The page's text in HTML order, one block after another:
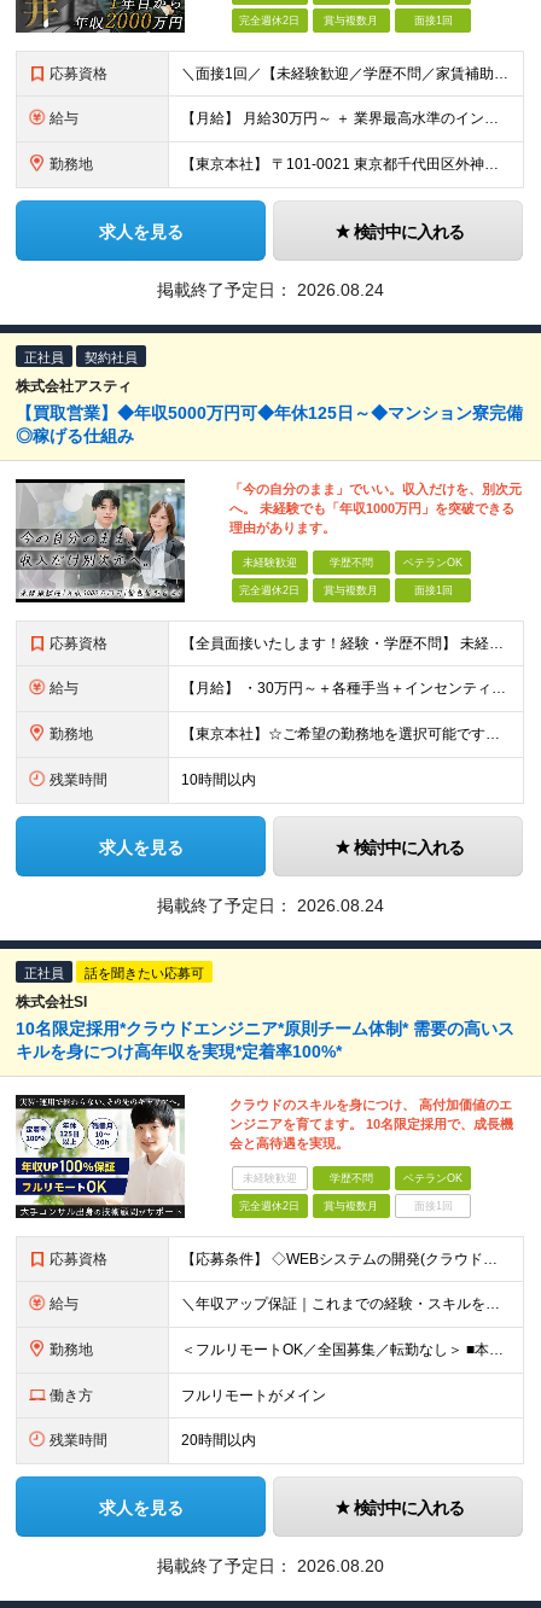
完全週休2日 賞与複数月 面接1回
応募資格 ＼面接1回／【未経験歓迎／学歴不問／家賃補助あり】 社会人デビューや＆収入アップを実現したい方 人柄を重視した採用を行っています。 書類選考は厳格ではなく、面接は基本1回！スピーディに選考を進めてい
給与 【月給】 月給30万円～ ＋ 業界最高水準のインセンティブ ＋ 各種手当 「稼がせたい」という会社の想いから、還元率は粗利の10～28％に設定。 頑張りがそのまま月収に直結する、嘘のない給与体系です
勤務地 【東京本社】 〒101-0021 東京都千代田区外神田5-2-3 ┗最寄駅：御徒町駅／秋葉原駅 ┗受動喫煙対策：屋内禁煙 ■その他：神奈川県、埼玉県、千葉県や全国への出張もあり ※転居を伴う転勤は
求人を見る 検討中に入れる
掲載終了予定日： 2026.08.24
正社員 契約社員
株式会社アスティ
【買取営業】◆年収5000万円可◆年休125日～◆マンション寮完備
◎稼げる仕組み
「今の自分のまま」でいい。収入だけを、別次元
へ。 未経験でも「年収1000万円」を突破できる
理由があります。
未経験歓迎 学歴不問 ベテランOK
完全週休2日 賞与複数月 面接1回
応募資格 【全員面接いたします！経験・学歴不問】 未経験から稼ぎたい人＜第二新卒・社会人デビュー歓迎＞ ☆職種・業種未経験歓迎！未経験から稼げる環境です。 ◇人柄・意欲重視の選考！◇ 面接はお互いのことを知
給与 【月給】 ・30万円～＋各種手当＋インセンティブ ・試用期間(6ヶ月) ※固定残業代は、時間外労働の有無に関わらず月34時間分を月5.6万円支給 ※上記を超える時間外労働分は追加で支給 ※試用期間中の
勤務地 【東京本社】☆ご希望の勤務地を選択可能です！U・Iターン歓迎 〒171-0021 東京都豊島区西池袋２丁目３９－８ ■新宿営業所 「新宿御苑前駅」より徒歩5分、「新宿三丁目駅」より徒歩8分 東京都新
残業時間 10時間以内
求人を見る 検討中に入れる
掲載終了予定日： 2026.08.24
正社員 話を聞きたい応募可
株式会社SI
10名限定採用*クラウドエンジニア*原則チーム体制* 需要の高いス
キルを身につけ高年収を実現*定着率100%*
クラウドのスキルを身につけ、 高付加価値のエ
ンジニアを育てます。 10名限定採用で、成長機
会と高待遇を実現。
未経験歓迎 学歴不問 ベテランOK
完全週休2日 賞与複数月 面接1回
応募資格 【応募条件】 ◇WEBシステムの開発(クラウド含む)または運用経験をお持ちの方(目安2年以上) ※学歴不問 ※第二新卒・社会人経験10年以上の方も歓迎 【歓迎するタイプ】 ◎運用・保守にとどまらず、
給与 ＼年収アップ保証｜これまでの経験・スキルをしっかり評価します／ ■経験者（経験目安2年以上）月給35万円以上 ■即戦力（経験目安5年以上）月給50万円以上 ■ベテラン（経験目安10年以上）月給80万
勤務地 ＜フルリモートOK／全国募集／転勤なし＞ ■本社 東京都千代田区九段南1-5-6 りそな九段ビル5F ■プロジェクト先 都内23区を中心に1都3県のプロジェクト先 ※勤務地は希望を考慮いたします
働き方 フルリモートがメイン
残業時間 20時間以内
求人を見る 検討中に入れる
掲載終了予定日： 2026.08.20